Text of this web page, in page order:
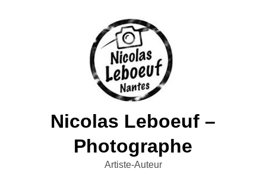
Nicolas Leboeuf –
Photographe
Artiste-Auteur